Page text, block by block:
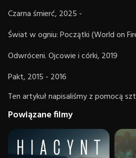
Czarna śmierć, 2025 -
Świat w ogniu: Początki (World on
Odwróceni. Ojcowie i córki, 2019
Pakt, 2015 - 2016
Ten artykuł napisaliśmy z pomocą
Powiązane filmy